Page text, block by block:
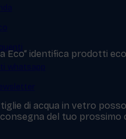
Eco“ identifica prodotti
di acqua in vetro
del tuo prossimo
whatsapp